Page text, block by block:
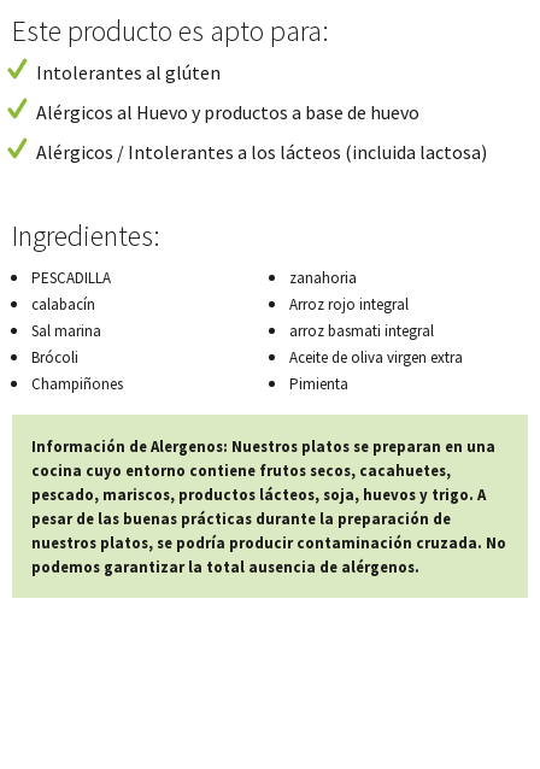
Este producto es apto para:
Intolerantes al glúten
Alérgicos al Huevo y productos a base de huevo
Alérgicos / Intolerantes a los lácteos (incluida lactosa)
Ingredientes:
PESCADILLA
calabacín
Sal marina
Brócoli
Champiñones
zanahoria
Arroz rojo integral
arroz basmati integral
Aceite de oliva virgen extra
Pimienta
Información de Alergenos: Nuestros platos se preparan en una
cocina cuyo entorno contiene frutos secos, cacahuetes,
pescado, mariscos, productos lácteos, soja, huevos y trigo. A
pesar de las buenas prácticas durante la preparación de
nuestros platos, se podría producir contaminación cruzada. No
podemos garantizar la total ausencia de alérgenos.